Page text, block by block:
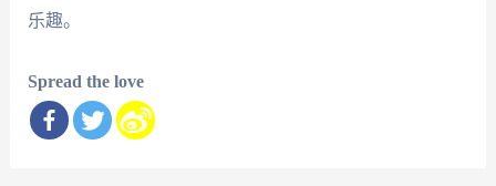
乐趣。
Spread the love